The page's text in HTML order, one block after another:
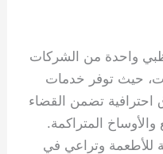
واحدة من الشركات
حيث توفر خدمات
تضمن القضاء
والأوساخ المتراكمة.
للأطعمة وتراعي في